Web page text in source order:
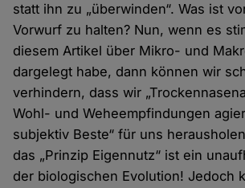
statt ihn zu „überwinden“. Was ist
Vorwurf zu halten? Nun, wenn es
diesem Artikel über Mikro- und
dargelegt habe, dann können wir
verhindern, dass wir
Wohl- und Weheempfindungen
subjektiv Beste“ für uns
das „Prinzip Eigennutz“ ist ein
der biologischen Evolution! Jedoch